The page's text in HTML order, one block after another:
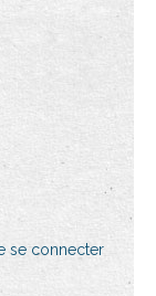
se connecter